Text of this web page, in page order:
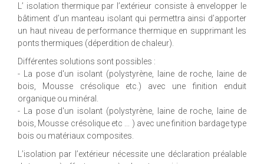
L’ isolation thermique par l’extérieur consiste à envelopper le
bâtiment d’un manteau isolant qui permettra ainsi d’apporter
un haut niveau de performance thermique en supprimant les
ponts thermiques (déperdition de chaleur).
Différentes solutions sont possibles :
- La pose d'un isolant (polystyrène, laine de roche, laine de
bois, Mousse crésolique etc.) avec une finition enduit
organique ou minéral.
- La pose d'un isolant (polystyrène, laine de roche, laine de
bois, Mousse crésolique etc ... ) avec une finition bardage type
bois ou matériaux composites.
L’isolation par l’extérieur nécessite une déclaration préalable